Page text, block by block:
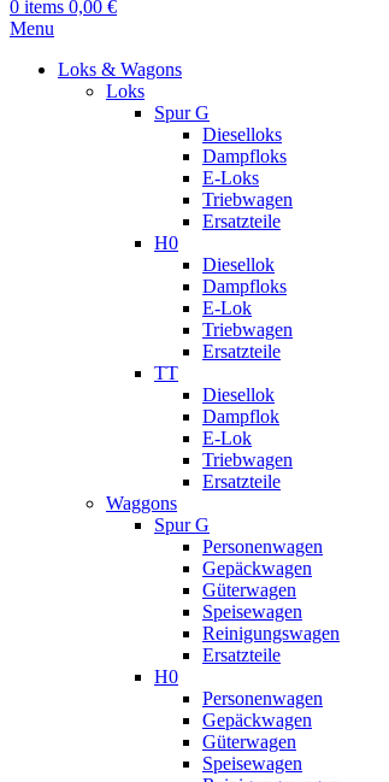
0 items 0,00 €
Menu
Loks & Wagons
Loks
Spur G
Dieselloks
Dampfloks
E-Loks
Triebwagen
Ersatzteile
H0
Diesellok
Dampfloks
E-Lok
Triebwagen
Ersatzteile
TT
Diesellok
Dampflok
E-Lok
Triebwagen
Ersatzteile
Waggons
Spur G
Personenwagen
Gepäckwagen
Güterwagen
Speisewagen
Reinigungswagen
Ersatzteile
H0
Personenwagen
Gepäckwagen
Güterwagen
Speisewagen